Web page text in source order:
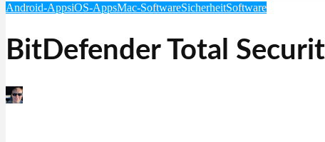
Android-AppsiOS-AppsMac-SoftwareSicherheitSoftware
BitDefender Total